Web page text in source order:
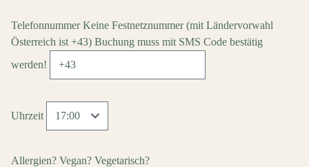
TelefonnummerKeine Festnetznummer (mit Ländervorwahl
Österreich ist +43) Buchung muss mit SMS Code bestätig
werden!
Uhrzeit
Allergien? Vegan? Vegetarisch?